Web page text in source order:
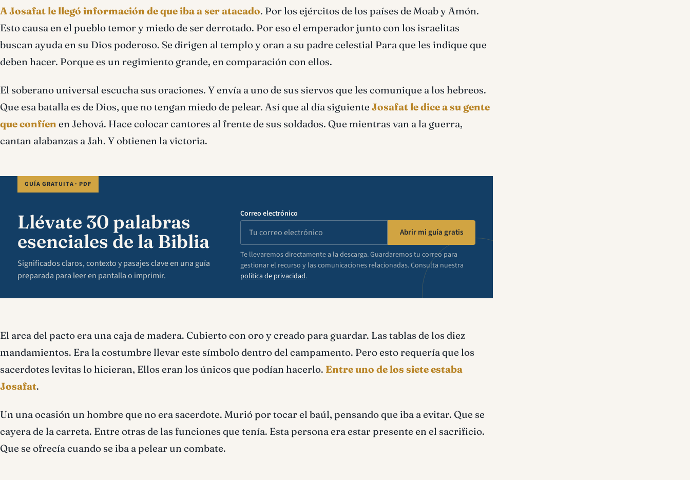
A Josafat le llegó información de que iba a ser atacado. Por los ejércitos de los países de Moab y Amón.
Esto causa en el pueblo temor y miedo de ser derrotado. Por eso el emperador junto con los israelitas
buscan ayuda en su Dios poderoso. Se dirigen al templo y oran a su padre celestial Para que les indique que
deben hacer. Porque es un regimiento grande, en comparación con ellos.
El soberano universal escucha sus oraciones. Y envía a uno de sus siervos que les comunique a los hebreos.
Que esa batalla es de Dios, que no tengan miedo de pelear. Así que al día siguiente Josafat le dice a su gente
que confíen en Jehová. Hace colocar cantores al frente de sus soldados. Que mientras van a la guerra,
cantan alabanzas a Jah. Y obtienen la victoria.
GUÍA GRATUITA · PDF
Llévate 30 palabras
esenciales de la Biblia
Significados claros, contexto y pasajes clave en una guía
preparada para leer en pantalla o imprimir.
Correo electrónico
Abrir mi guía gratis
Te llevaremos directamente a la descarga. Guardaremos tu correo para
gestionar el recurso y las comunicaciones relacionadas. Consulta nuestra
política de privacidad.
El arca del pacto era una caja de madera. Cubierto con oro y creado para guardar. Las tablas de los diez
mandamientos. Era la costumbre llevar este símbolo dentro del campamento. Pero esto requería que los
sacerdotes levitas lo hicieran, Ellos eran los únicos que podían hacerlo. Entre uno de los siete estaba
Josafat.
Un una ocasión un hombre que no era sacerdote. Murió por tocar el baúl, pensando que iba a evitar. Que se
cayera de la carreta. Entre otras de las funciones que tenía. Esta persona era estar presente en el sacrificio.
Que se ofrecía cuando se iba a pelear un combate.